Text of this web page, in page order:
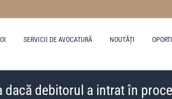
SERVICII DE AVOCATURĂ NOUTĂȚI
debitorul a intrat în